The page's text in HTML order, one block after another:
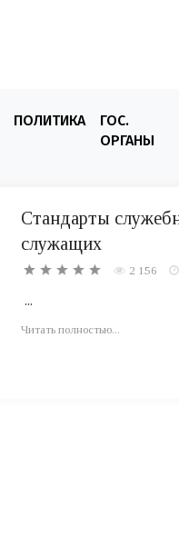
ПОЛИТИКА
ГОС.
ОРГАНЫ
Стандарты
служащих
2 156
...
Читать полностью...